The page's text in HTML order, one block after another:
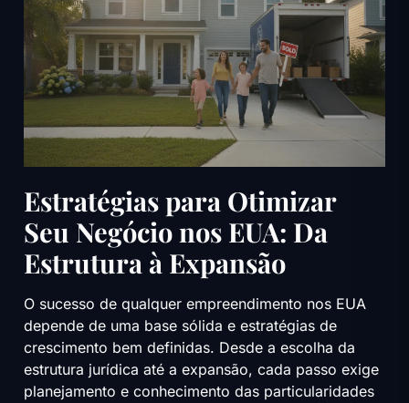
Estratégias para Otimizar
Seu Negócio nos EUA: Da
Estrutura à Expansão
O sucesso de qualquer empreendimento nos EUA
depende de uma base sólida e estratégias de
crescimento bem definidas. Desde a escolha da
estrutura jurídica até a expansão, cada passo exige
planejamento e conhecimento das particularidades